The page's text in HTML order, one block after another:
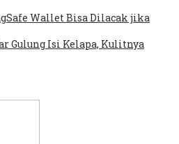
Wallet Bisa Dilacak jika
Gulung Isi Kelapa, Kulitnya